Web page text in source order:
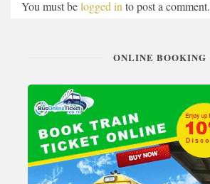
You must belogged in to post a comment.
ONLINE BOOKING